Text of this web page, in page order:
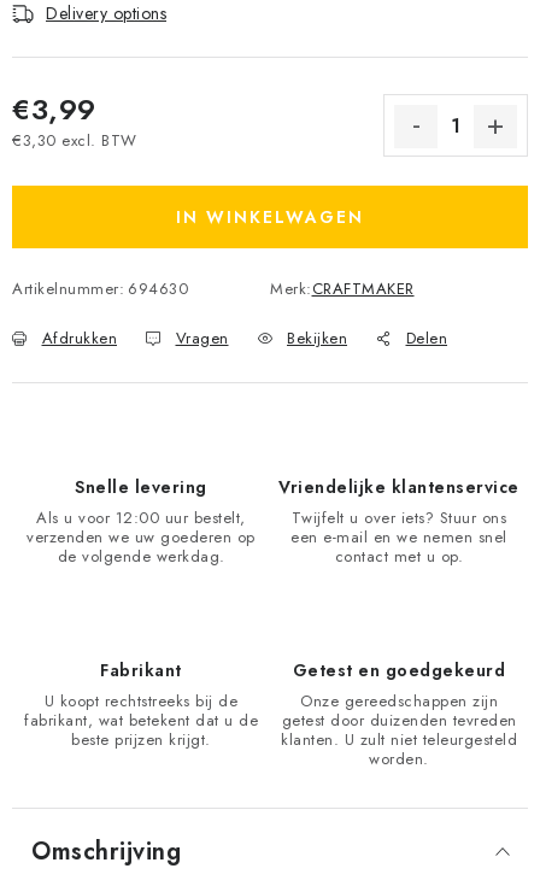
Delivery options
€3,99
€3,30 excl. BTW
IN WINKELWAGEN
Artikelnummer: 694630 Merk:CRAFTMAKER
Afdrukken Vragen Bekijken Delen
Snelle levering
Als u voor 12:00 uur bestelt,
verzenden we uw goederen op
de volgende werkdag.
Vriendelijke klantenservice
Twijfelt u over iets? Stuur ons
een e-mail en we nemen snel
contact met u op.
Fabrikant
U koopt rechtstreeks bij de
fabrikant, wat betekent dat u de
beste prijzen krijgt.
Getest en goedgekeurd
Onze gereedschappen zijn
getest door duizenden tevreden
klanten. U zult niet teleurgesteld
worden.
Omschrijving